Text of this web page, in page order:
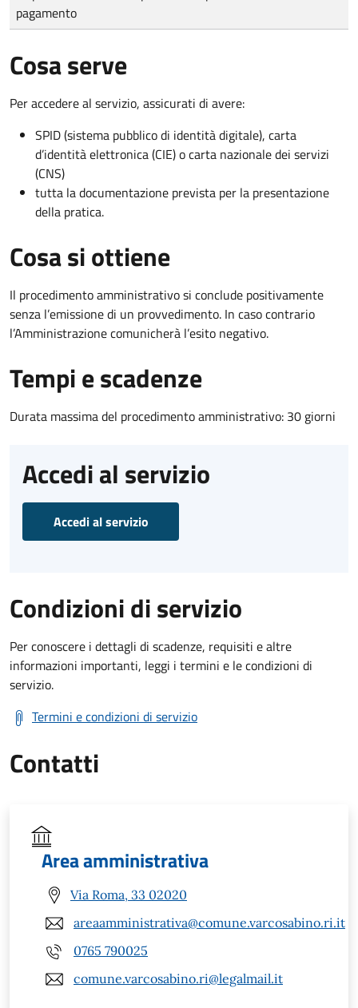
pagamento
Cosa serve
Per accedere al servizio, assicurati di avere:
SPID (sistema pubblico di identità digitale), carta
d’identità elettronica (CIE) o carta nazionale dei servizi
(CNS)
tutta la documentazione prevista per la presentazione
della pratica.
Cosa si ottiene
Il procedimento amministrativo si conclude positivamente
senza l’emissione di un provvedimento. In caso contrario
l’Amministrazione comunicherà l’esito negativo.
Tempi e scadenze
Durata massima del procedimento amministrativo: 30 giorni
Accedi al servizio
Accedi al servizio
Condizioni di servizio
Per conoscere i dettagli di scadenze, requisiti e altre
informazioni importanti, leggi i termini e le condizioni di
servizio.
Termini e condizioni di servizio
Contatti
Area amministrativa
Via Roma, 33 02020
areaamministrativa@comune.varcosabino.ri.it
0765 790025
comune.varcosabino.ri@legalmail.it